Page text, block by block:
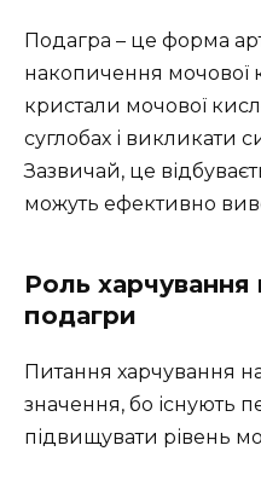
Подагра – це форма
накопичення мочової
кристали мочової
суглобах і викликати
Зазвичай, це
можуть ефективно
Роль харчування
подагри
Питання харчування
значення, бо існують
підвищувати рівень